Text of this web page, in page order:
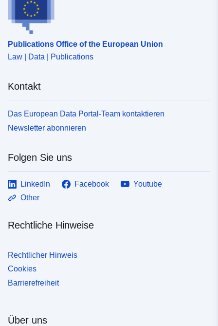
Publications Office of the European Union
Law | Data | Publications
Kontakt
Das European Data Portal-Team kontaktieren
Newsletter abonnieren
Folgen Sie uns
LinkedIn Facebook
Youtube
Other
Rechtliche Hinweise
Rechtlicher Hinweis
Cookies
Barrierefreiheit
Über uns